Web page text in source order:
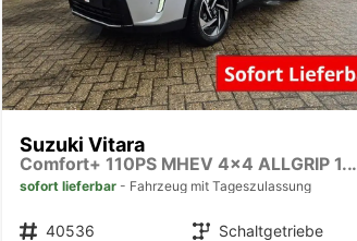
Suzuki Vitara
Comfort+ 110PS MHEV 4x4 ALLGRIP 1.4 Boosterjet Allrad Teilleder mit Alcantara Navi
sofort lieferbar Fahrzeug mit Tageszulassung
Fahrzeugnr. 40536 Getriebe Schaltgetriebe